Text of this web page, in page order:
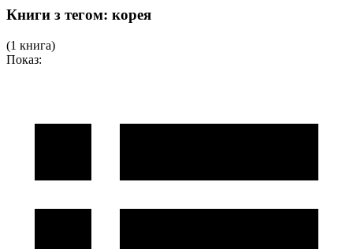
Книги з тегом: корея
(1 книгa)
Показ: